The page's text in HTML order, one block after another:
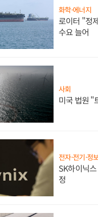
화학·에너지
로이터 "정
수요 늘어
사회
미국 법원 "
전자·전기·정
SK하이닉
정